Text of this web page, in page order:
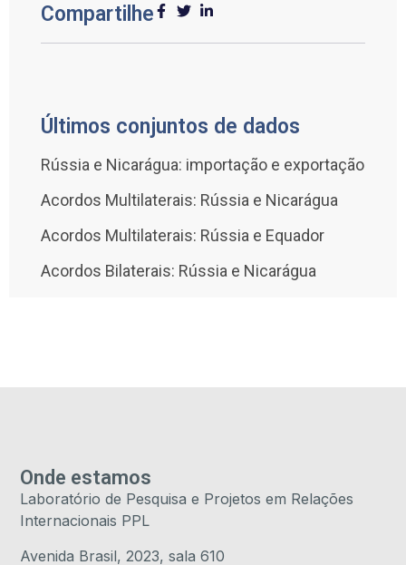
Compartilhe
Últimos conjuntos de dados
Rússia e Nicarágua: importação e exportação
Acordos Multilaterais: Rússia e Nicarágua
Acordos Multilaterais: Rússia e Equador
Acordos Bilaterais: Rússia e Nicarágua
Onde estamos
Laboratório de Pesquisa e Projetos em Relações
Internacionais PPL
Avenida Brasil, 2023, sala 610